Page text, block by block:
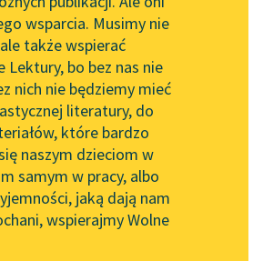
Przewodnik dla piszących i
czytających
API
OAI-PMH
Widget Wolnych Lektur
Przypisy
wsparcia. Musimy nie
także wspierać
Lektury, bo bez nas nie
nich nie będziemy mieć
literatury, do
które bardzo
naszym dzieciom w
samym w pracy, albo
jaką dają nam
wspierajmy Wolne
Czytaj więcej